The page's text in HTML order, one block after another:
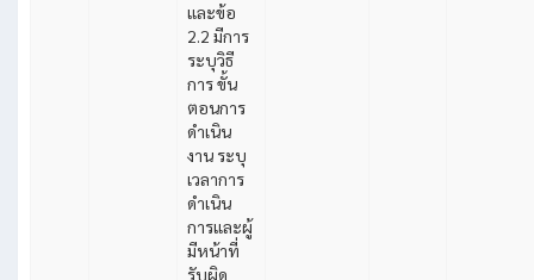
และข้อ
2.2 มีการ
ระบุวิธี
การ ขั้น
ตอนการ
ดำเนิน
งาน ระบุ
เวลาการ
ดำเนิน
การและผู้
มีหน้าที่
รับผิด